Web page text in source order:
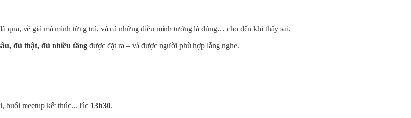
qua, về giá mà mình từng trả, và cả những điều mình tưởng là đúng… cho đến khi thấy sai.
đủ thật, đủ nhiều tầng được đặt ra – và được người phù hợp lắng nghe.
buổi meetup kết thúc... lúc 13h30.